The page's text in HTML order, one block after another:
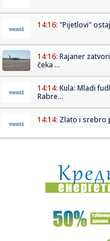
14:16: "Pijetlovi"
14:16: Rajaner
čeka ...
14:14: Kula: Mladi
Rabre...
14:14: Zlato i srebro
14:14:Radnici
zatva...
14:13:Bez struje i